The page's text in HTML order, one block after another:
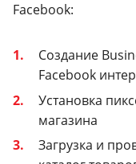
Facebook:
Создание
Facebook
Установка
магазина
Загрузка и